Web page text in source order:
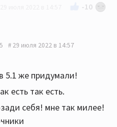
-10
звук у компьютера кто
человек тоже
29 июля 2022 в 14:57
5.1 же придумали!
есть так есть.
себя! мне так милее!